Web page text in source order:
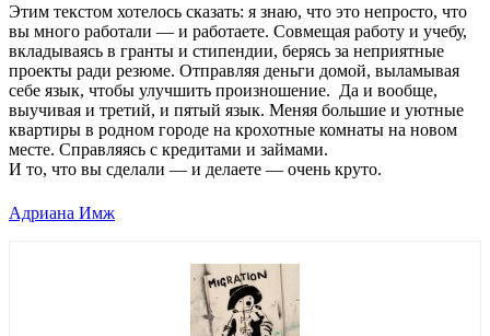
Этим текстом хотелось сказать: я знаю, что это непросто, что
вы много работали — и работаете. Совмещая работу и учебу,
вкладываясь в гранты и стипендии, берясь за неприятные
проекты ради резюме. Отправляя деньги домой, выламывая
себе язык, чтобы улучшить произношение. Да и вообще,
выучивая и третий, и пятый язык. Меняя большие и уютные
квартиры в родном городе на крохотные комнаты на новом
месте. Справляясь с кредитами и займами.
И то, что вы сделали — и делаете — очень круто.
Адриана Имж